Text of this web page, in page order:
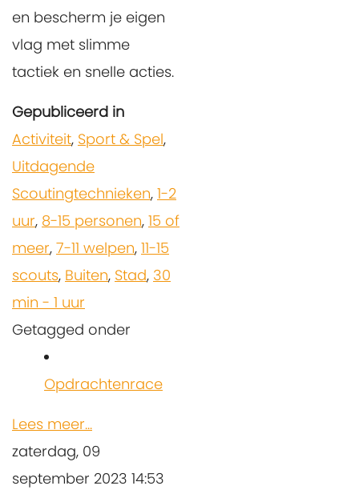
en bescherm je eigen
vlag met slimme
tactiek en snelle acties.
Gepubliceerd in
Activiteit, Sport & Spel,
Uitdagende
Scoutingtechnieken, 1-2
uur, 8-15 personen, 15 of
meer, 7-11 welpen, 11-15
scouts, Buiten, Stad, 30
min - 1 uur
Getagged onder
Opdrachtenrace
Lees meer...
zaterdag, 09
september 2023 14:53